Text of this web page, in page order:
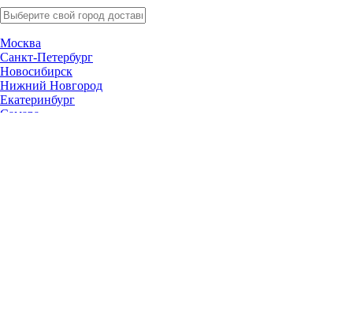
Москва
Санкт-Петербург
Новосибирск
Нижний Новгород
Екатеринбург
Самара